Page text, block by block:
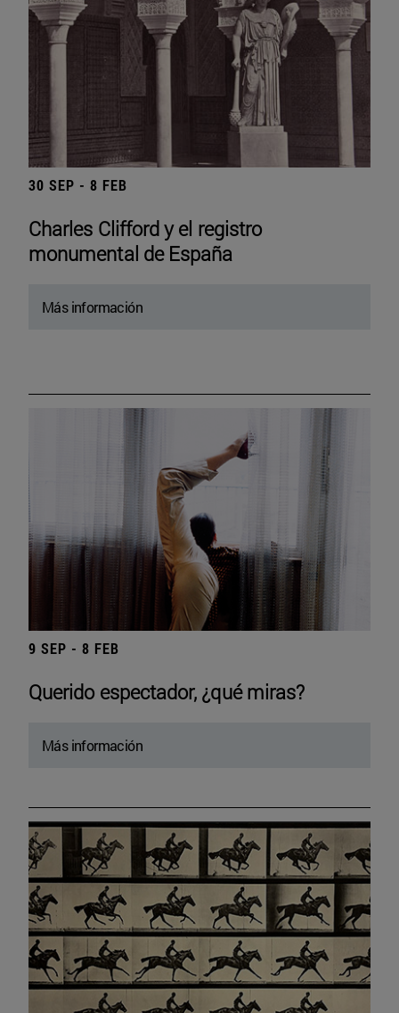
30 SEP - 8 FEB
Charles Clifford y el registro
monumental de España
Más información
9 SEP - 8 FEB
Querido espectador, ¿qué miras?
Más información